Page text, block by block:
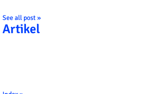
See all post »
Artikel